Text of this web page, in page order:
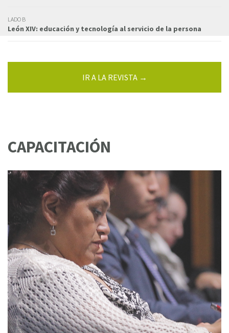
LADO B
León XIV: educación y tecnología al servicio de la persona
IR A LA REVISTA →
CAPACITACIÓN